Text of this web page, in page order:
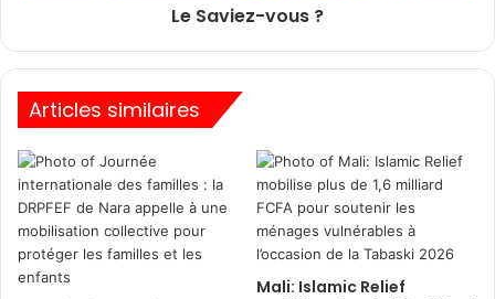
Le Saviez-vous ?
Articles similaires
Mali: Islamic Relief